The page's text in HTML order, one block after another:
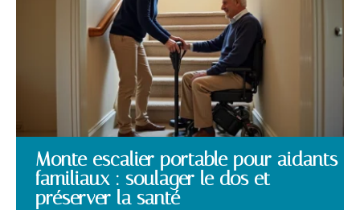
Monte escalier portable pour aidants
familiaux : soulager le dos et
préserver la santé